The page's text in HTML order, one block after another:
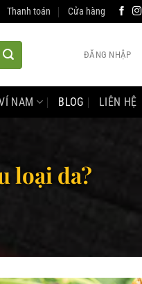
Thanh toán Cửa hàng
ĐĂNG NHẬP
NAM BLOG LIÊN HỆ
loại da?